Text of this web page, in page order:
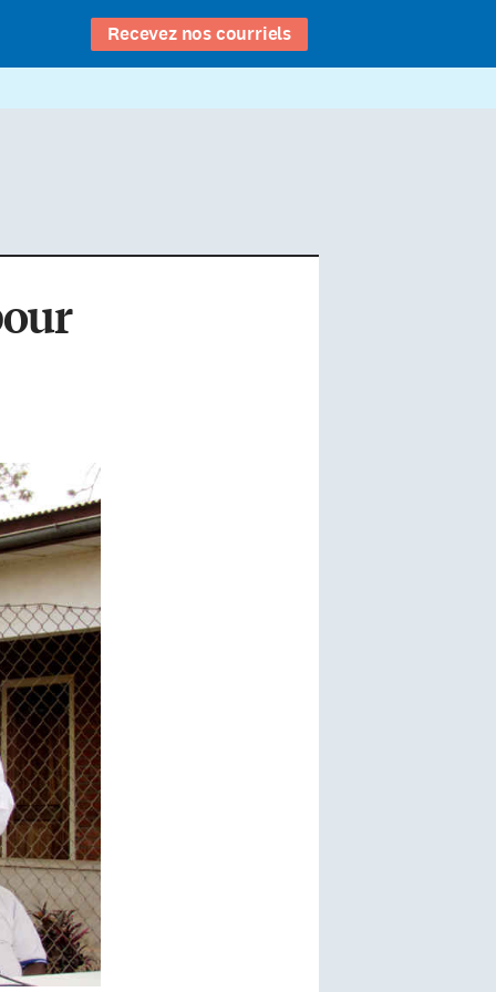
Recevez nos courriels